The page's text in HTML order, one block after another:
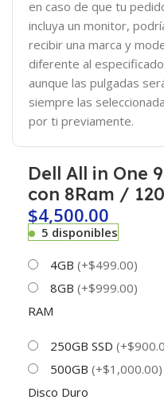
en caso de que tu
incluya un monitor,
recibir una marca y
diferente al
aunque las pulgadas
siempre las
por ti previamente.
Dell All in One
con 8Ram /
$4,500.00
5 disponibles
4GB(+$499.00)
8GB(+$999.00)
RAM
250GB SSD
500GB(+$1,000.00)
Disco Duro